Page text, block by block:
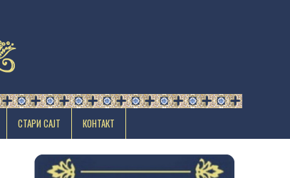
СТАРИ САЈТ КОНТАКТ